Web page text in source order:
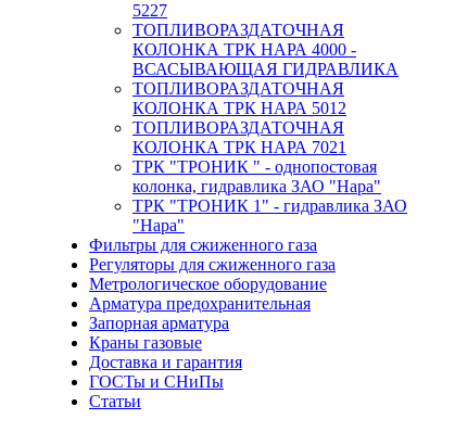
5227
ТОПЛИВОРАЗДАТОЧНАЯ
КОЛОНКА ТРК НАРА 4000 -
ВСАСЫВАЮЩАЯ ГИДРАВЛИКА
ТОПЛИВОРАЗДАТОЧНАЯ
КОЛОНКА ТРК НАРА 5012
ТОПЛИВОРАЗДАТОЧНАЯ
КОЛОНКА ТРК НАРА 7021
ТРК "ТРОНИК " - однопостовая
колонка, гидравлика ЗАО "Нара"
ТРК "ТРОНИК 1" - гидравлика ЗАО
"Нара"
Фильтры для сжиженного газа
Регуляторы для сжиженного газа
Метрологическое оборудование
Арматура предохранительная
Запорная арматура
Краны газовые
Доставка и гарантия
ГОСТы и СНиПы
Статьи